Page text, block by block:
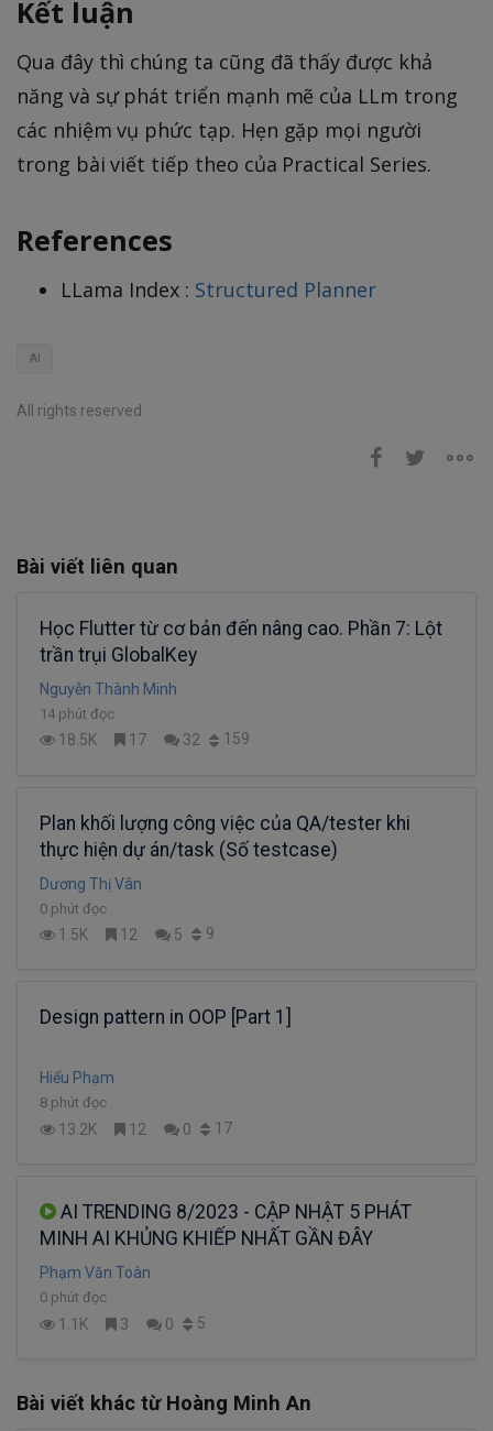
Kết luận
Qua đây thì chúng ta cũng đã thấy được khả
năng và sự phát triển mạnh mẽ của LLm trong
các nhiệm vụ phức tạp. Hẹn gặp mọi người
trong bài viết tiếp theo của Practical Series.
References
LLama Index : Structured Planner
AI
All rights reserved
Bài viết liên quan
Học Flutter từ cơ bản đến nâng cao. Phần 7: Lột
trần trụi GlobalKey
Nguyễn Thành Minh
14 phút đọc
18.5K 17 32 159
Plan khối lượng công việc của QA/tester khi
thực hiện dự án/task (Số testcase)
Dương Thị Vân
0 phút đọc
1.5K 12 5 9
Design pattern in OOP [Part 1]
Hiếu Phạm
8 phút đọc
13.2K 12 0 17
AI TRENDING 8/2023 - CẬP NHẬT 5 PHÁT
MINH AI KHỦNG KHIẾP NHẤT GẦN ĐÂY
Phạm Văn Toàn
0 phút đọc
1.1K 3 0 5
Bài viết khác từ Hoàng Minh An